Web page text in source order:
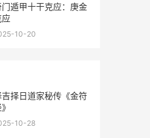
门遁甲十干克应：庚金
应
10-20
吉择日道家秘传《金符
10-28